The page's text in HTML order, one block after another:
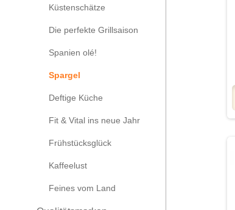
Küstenschätze
Die perfekte Grillsaison
Spanien olé!
Spargel
Deftige Küche
Fit & Vital ins neue Jahr
Frühstücksglück
Kaffeelust
Feines vom Land